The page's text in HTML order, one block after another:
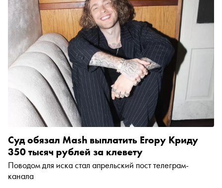
Суд обязал Mash выплатить Егору Криду
350 тысяч рублей за клевету
Поводом для иска стал апрельский пост телеграм-
канала